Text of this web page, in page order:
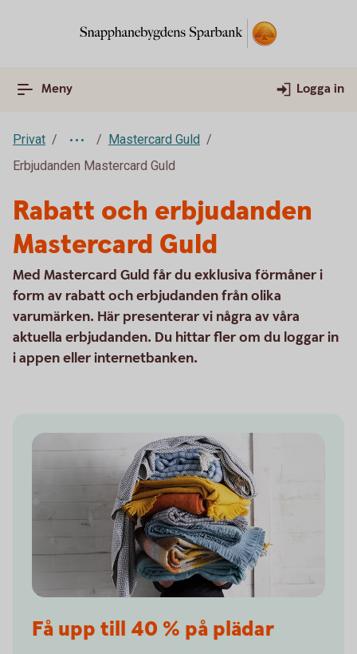
Meny Logga in
Privat
Mastercard Guld
Erbjudanden Mastercard Guld
Rabatt och erbjudanden
Mastercard Guld
Med Mastercard Guld får du exklusiva förmåner i
form av rabatt och erbjudanden från olika
varumärken. Här presenterar vi några av våra
aktuella erbjudanden. Du hittar fler om du loggar in
i appen eller internetbanken.
Få upp till 40 % på plädar